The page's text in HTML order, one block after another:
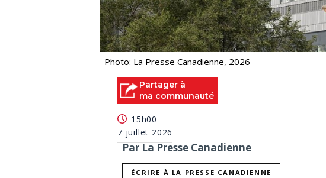
Photo: La Presse Canadienne, 2026
Partager à
ma communauté
15h00
7 juillet 2026
Par La Presse Canadienne
ÉCRIRE À LA PRESSE CANADIENNE